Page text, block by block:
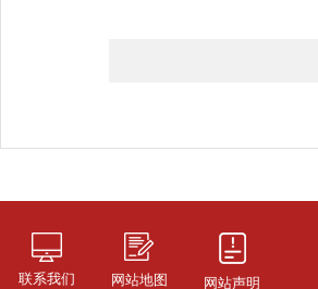
联系我们 网站地图 网站声明